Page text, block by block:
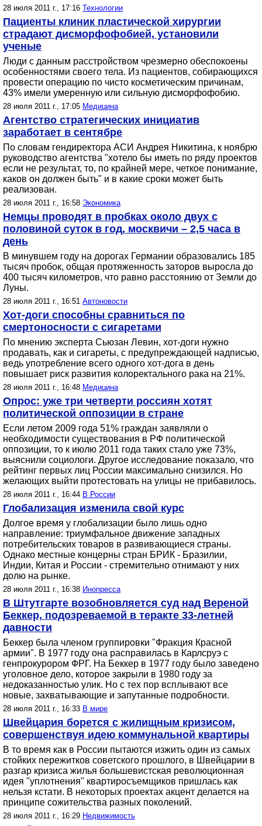
28 июля 2011 г., 17:16 Технологии
Пациенты клиник пластической хирургии
страдают дисморфофобией, установили
ученые
Люди с данным расстройством чрезмерно обеспокоены
особенностями своего тела. Из пациентов, собирающихся
провести операцию по чисто косметическим причинам,
43% имели умеренную или сильную дисморфофобию.
28 июля 2011 г., 17:05 Медицина
Агентство стратегических инициатив
заработает в сентябре
По словам гендиректора АСИ Андрея Никитина, к ноябрю
руководство агентства "хотело бы иметь по ряду проектов
если не результат, то, по крайней мере, четкое понимание,
каков он должен быть" и в какие сроки может быть
реализован.
28 июля 2011 г., 16:58 Экономика
Немцы проводят в пробках около двух с
половиной суток в год, москвичи – 2,5 часа в
день
В минувшем году на дорогах Германии образовались 185
тысяч пробок, общая протяженность заторов выросла до
400 тысяч километров, что равно расстоянию от Земли до
Луны.
28 июля 2011 г., 16:51 Автоновости
Хот-доги способны сравниться по
смертоносности с сигаретами
По мнению эксперта Сьюзан Левин, хот-доги нужно
продавать, как и сигареты, с предупреждающей надписью,
ведь употребление всего одного хот-дога в день
повышает риск развития колоректального рака на 21%.
28 июля 2011 г., 16:48 Медицина
Опрос: уже три четверти россиян хотят
политической оппозиции в стране
Если летом 2009 года 51% граждан заявляли о
необходимости существования в РФ политической
оппозиции, то к июлю 2011 года таких стало уже 73%,
выяснили социологи. Другое исследование показало, что
рейтинг первых лиц России максимально снизился. Но
желающих выйти протестовать на улицы не прибавилось.
28 июля 2011 г., 16:44 В России
Глобализация изменила свой курс
Долгое время у глобализации было лишь одно
направление: триумфальное движение западных
потребительских товаров в развивающиеся страны.
Однако местные концерны стран БРИК - Бразилии,
Индии, Китая и России - стремительно отнимают у них
долю на рынке.
28 июля 2011 г., 16:38 Инопресса
В Штутгарте возобновляется суд над Вереной
Беккер, подозреваемой в теракте 33-летней
давности
Беккер была членом группировки "Фракция Красной
армии". В 1977 году она расправилась в Карлсруэ с
генпрокурором ФРГ. На Беккер в 1977 году было заведено
уголовное дело, которое закрыли в 1980 году за
недоказанностью улик. Но с тех пор всплывают все
новые, захватывающие и запутанные подробности.
28 июля 2011 г., 16:33 В мире
Швейцария борется с жилищным кризисом,
совершенствуя идею коммунальной квартиры
В то время как в России пытаются изжить один из самых
стойких пережитков советского прошлого, в Швейцарии в
разгар кризиса жилья большевистская революционная
идея "уплотнения" квартиросъемщиков пришлась как
нельзя кстати. В некоторых проектах акцент делается на
принципе сожительства разных поколений.
28 июля 2011 г., 16:29 Недвижимость